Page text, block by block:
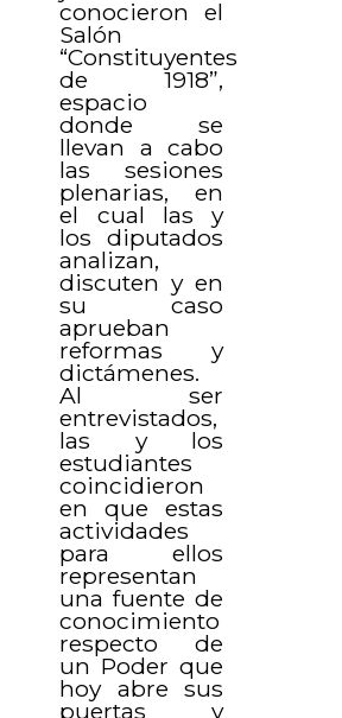
conocieron el
Salón
“Constituyentes
de 1918”,
espacio
donde se
llevan a cabo
las sesiones
plenarias, en
el cual las y
los diputados
analizan,
discuten y en
su caso
aprueban
reformas y
dictámenes.
Al ser
entrevistados,
las y los
estudiantes
coincidieron
en que estas
actividades
para ellos
representan
una fuente de
conocimiento
respecto de
un Poder que
hoy abre sus
puertas y